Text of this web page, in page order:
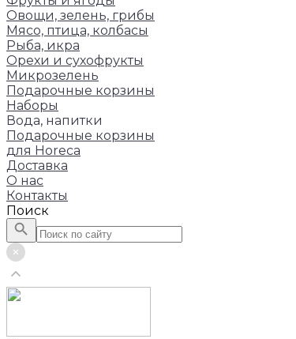
Овощи, зелень, грибы
Мясо, птица, колбасы
Рыба, икра
Орехи и сухофрукты
Микрозелень
Подарочные корзины
Наборы
Вода, напитки
Подарочные корзины
для Horeca
Доставка
О нас
Контакты
Поиск